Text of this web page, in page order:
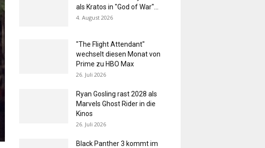
als Kratos in "God of War"...
4. August 2026
"The Flight Attendant"
wechselt diesen Monat von
Prime zu HBO Max
26. Juli 2026
Ryan Gosling rast 2028 als
Marvels Ghost Rider in die
Kinos
26. Juli 2026
Black Panther 3 kommt im